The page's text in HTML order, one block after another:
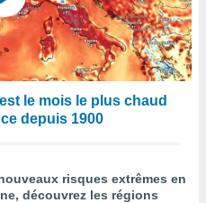
le mois le plus chaud
depuis 1900
risques extrêmes en
découvrez les régions